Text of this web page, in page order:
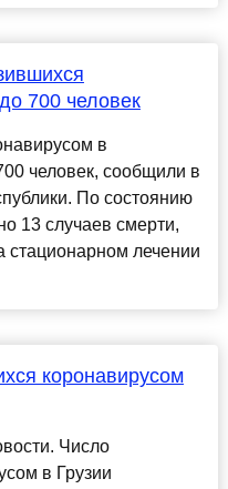
700 человек
в
человек, сообщили в
По состоянию
13 случаев смерти,
стационарном лечении
коронавирусом
Число
в Грузии